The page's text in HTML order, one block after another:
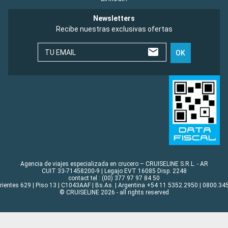
Newsletters
Recibe nuestras exclusivas ofertas
TU EMAIL OK
Agencia de viajes especializada en crucero – CRUISELINE S.R.L. - AR
CUIT 33-71458200-9 | Legajo EVT 16085 Disp. 2248
contact tel : (00) 377 97 97 84 50
629 | Piso 13 | C1043AAF | Bs.As. | Argentina +54 11 5352.2950 |
© CRUISELINE 2026 - all rights reserved